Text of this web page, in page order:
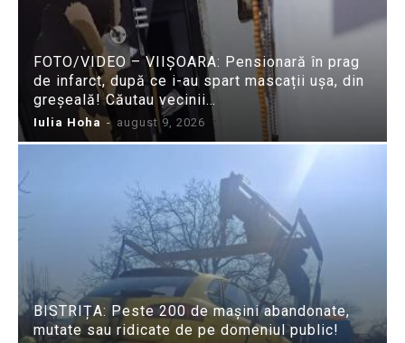
FOTO/VIDEO – VIIȘOARA: Pensionară în prag
de infarct, după ce i-au spart mascații ușa, din
greșeală! Căutau vecinii…
Iulia Hoha - august 9, 2026
BISTRIȚA: Peste 200 de mașini abandonate,
mutate sau ridicate de pe domeniul public!